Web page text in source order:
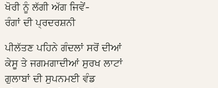
ਖੋਰੀ ਨੂੰ ਲੱਗੀ ਅੱਗ ਜਿਵੇਂ-
ਰੰਗਾਂ ਦੀ ਪ੍ਰਦਰਸ਼ਨੀ
ਪੀਲੱਤਣ ਪਹਿਨੇ ਗੰਦਲਾਂ ਸਰੋਂ ਦੀਆਂ
ਕੇਸੂ ਤੇ ਜਗਮਗਾਦੀਆਂ ਸੁਰਖ ਲਾਟਾਂ
ਗੁਲਾਬਾਂ ਦੀ ਸੁਪਨਮਈ ਵੰਡ